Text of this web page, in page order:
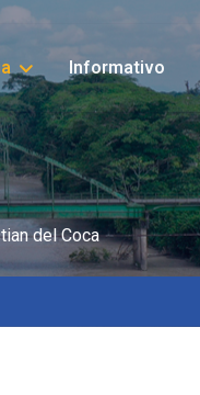
Informativo
del Coca